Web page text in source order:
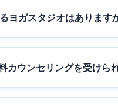
ヨガスタジオはあります
カウンセリングを受けら